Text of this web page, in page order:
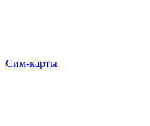
Сим-карты